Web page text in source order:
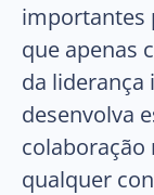
importantes
que apenas
da liderança
desenvolva
colaboração
qualquer